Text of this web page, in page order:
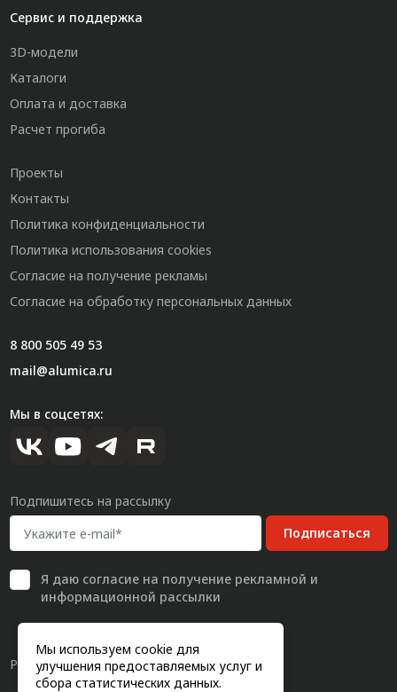
Мы используем cookie для
улучшения предоставляемых услуг и
сбора статистических данных.
Сервис и поддержка
3D-модели
Каталоги
Оплата и доставка
Расчет прогиба
Проекты
Контакты
Политика конфиденциальности
Политика использования cookies
Согласие на получение рекламы
Согласие на обработку персональных данных
8 800 505 49 53
mail@alumica.ru
Мы в соцсетях:
Подпишитесь на рассылку
Подписаться
Я даю согласиена получение рекламной и
информационной рассылки
Разработка сайта